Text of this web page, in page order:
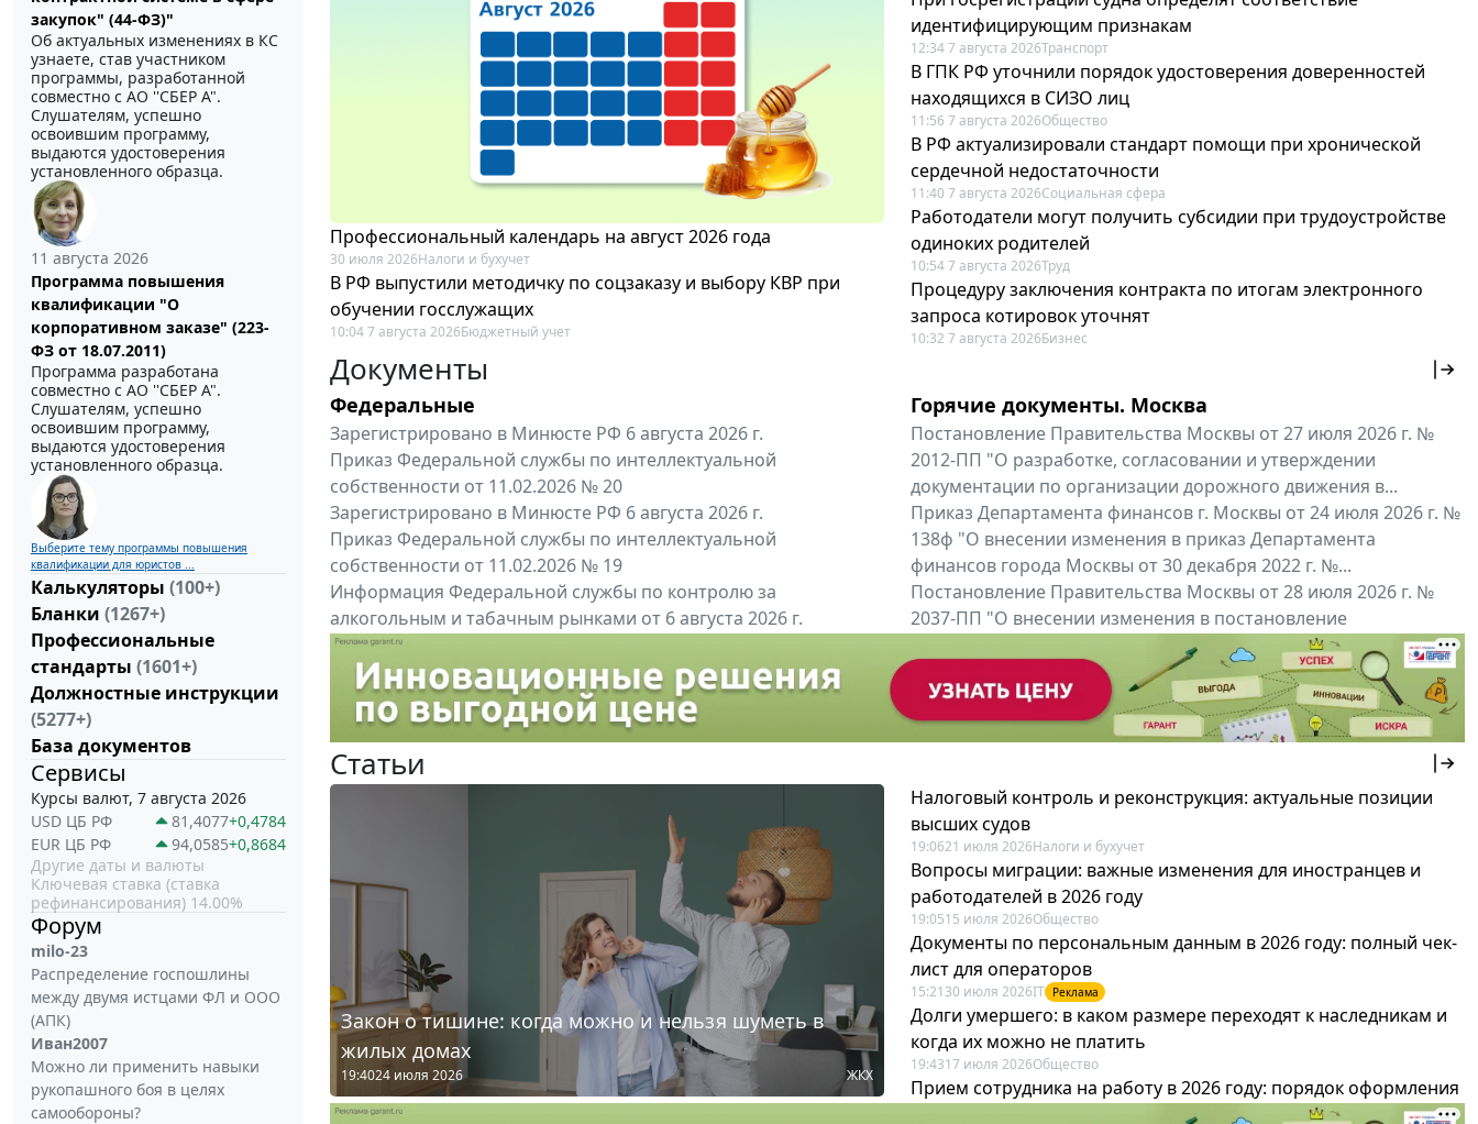
закупок" (44-ФЗ)"
Об актуальных изменениях в КС
узнаете, став участником
программы, разработанной
совместно с АО ''СБЕР А".
Слушателям, успешно
освоившим программу,
выдаются удостоверения
установленного образца.
11 августа 2026
Программа повышения
квалификации "О
корпоративном заказе" (223-
ФЗ от 18.07.2011)
Программа разработана
совместно с АО ''СБЕР А".
Слушателям, успешно
освоившим программу,
выдаются удостоверения
установленного образца.
Выберите тему программы повышения
квалификации для юристов ...
Калькуляторы (100+)
Бланки (1267+)
Профессиональные
стандарты (1601+)
Должностные инструкции
(5277+)
База документов
Сервисы
Курсы валют, 7 августа 2026
USD ЦБ РФ
81,4077+0,4784
EUR ЦБ РФ
94,0585+0,8684
Другие даты и валюты
Ключевая ставка (ставка
рефинансирования) 14.00%
Форум
milo-23
Распределение госпошлины
между двумя истцами ФЛ и ООО
(АПК)
Иван2007
Можно ли применить навыки
рукопашного боя в целях
самообороны?
Профессиональный календарь на август 2026 года
30 июля 2026Налоги и бухучет
В РФ выпустили методичку по соцзаказу и выбору КВР при
обучении госслужащих
10:04 7 августа 2026Бюджетный учет
идентифицирующим признакам
12:34 7 августа 2026Транспорт
В ГПК РФ уточнили порядок удостоверения доверенностей
находящихся в СИЗО лиц
11:56 7 августа 2026Общество
В РФ актуализировали стандарт помощи при хронической
сердечной недостаточности
11:40 7 августа 2026Социальная сфера
Работодатели могут получить субсидии при трудоустройстве
одиноких родителей
10:54 7 августа 2026Труд
Процедуру заключения контракта по итогам электронного
запроса котировок уточнят
10:32 7 августа 2026Бизнес
Документы
Федеральные
Зарегистрировано в Минюсте РФ 6 августа 2026 г.
Приказ Федеральной службы по интеллектуальной
собственности от 11.02.2026 № 20
Зарегистрировано в Минюсте РФ 6 августа 2026 г.
Приказ Федеральной службы по интеллектуальной
собственности от 11.02.2026 № 19
Информация Федеральной службы по контролю за
алкогольным и табачным рынками от 6 августа 2026 г.
"Вниманию производителей и импортёров алкогольной...
Все федеральные документы
Горячие документы. Москва
Постановление Правительства Москвы от 27 июля 2026 г. №
2012-ПП "О разработке, согласовании и утверждении
документации по организации дорожного движения в...
Приказ Департамента финансов г. Москвы от 24 июля 2026 г. №
138ф "О внесении изменения в приказ Департамента
финансов города Москвы от 30 декабря 2022 г. №...
Постановление Правительства Москвы от 28 июля 2026 г. №
2037-ПП "О внесении изменения в постановление
Правительства Москвы от 26 июля 2011 г. № 334-ПП"
Все региональные документы Мой регион ...
Статьи
Закон о тишине: когда можно и нельзя шуметь в
жилых домах
19:4024 июля 2026 ЖКХ
Налоговый контроль и реконструкция: актуальные позиции
высших судов
19:0621 июля 2026Налоги и бухучет
Вопросы миграции: важные изменения для иностранцев и
работодателей в 2026 году
19:0515 июля 2026Общество
Документы по персональным данным в 2026 году: полный чек-
лист для операторов
15:21 30 июля 2026IT Реклама
Долги умершего: в каком размере переходят к наследникам и
когда их можно не платить
19:4317 июля 2026Общество
Прием сотрудника на работу в 2026 году: порядок оформления